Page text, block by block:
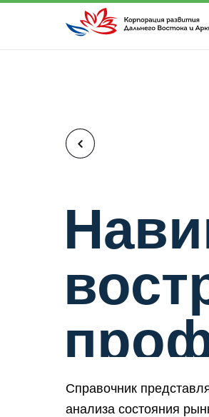
Справочник
анализа состояния